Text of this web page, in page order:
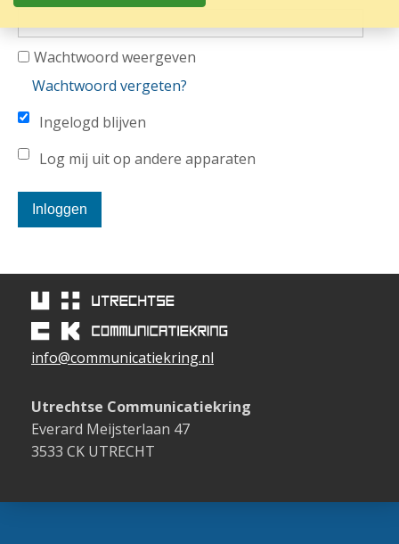
Wachtwoord weergeven
Wachtwoord vergeten?
Ingelogd blijven
Log mij uit op andere apparaten
Inloggen
info@communicatiekring.nl
Utrechtse Communicatiekring
Everard Meijsterlaan 47
3533 CK UTRECHT